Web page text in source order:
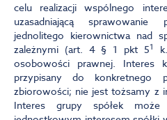
celu realizacji wspólnego
uzasadniającą sprawowanie
jednolitego kierownictwa nad
zależnymi (art. 4 § 1 pkt 51
osobowości prawnej. Interes
przypisany do konkretnego
zbiorowości; nie jest tożsamy z
Interes grupy spółek